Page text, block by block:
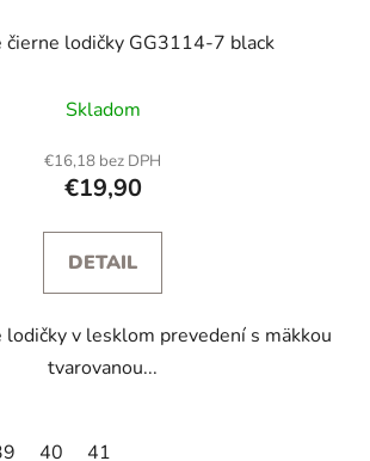
čierne lodičky GG3114-7 black
Skladom
€16,18 bez DPH
€19,90
DETAIL
lodičky v lesklom prevedení s mäkkou
tvarovanou...
40 41